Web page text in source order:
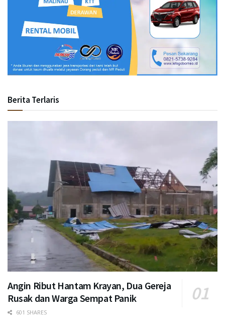
Berita Terlaris
Angin Ribut Hantam Krayan, Dua Gereja
Rusak dan Warga Sempat Panik
601 SHARES